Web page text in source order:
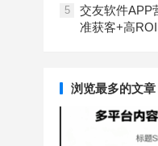
5
交友软件APP
准获客+高
浏览最多的文章